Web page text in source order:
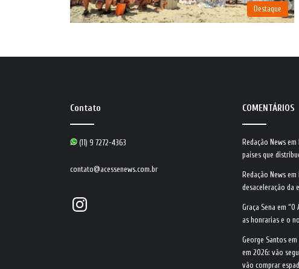
Destaque
Contato
(11) 9 7272-4363
contato@acessenews.com.br
Instagram
COMENTÁRIOS
Redação News em
países que
Redação News em
desaceleração da
Graça Sena em“O
as honrarias e o
George Santos em
em 2026: vão
vão comprar